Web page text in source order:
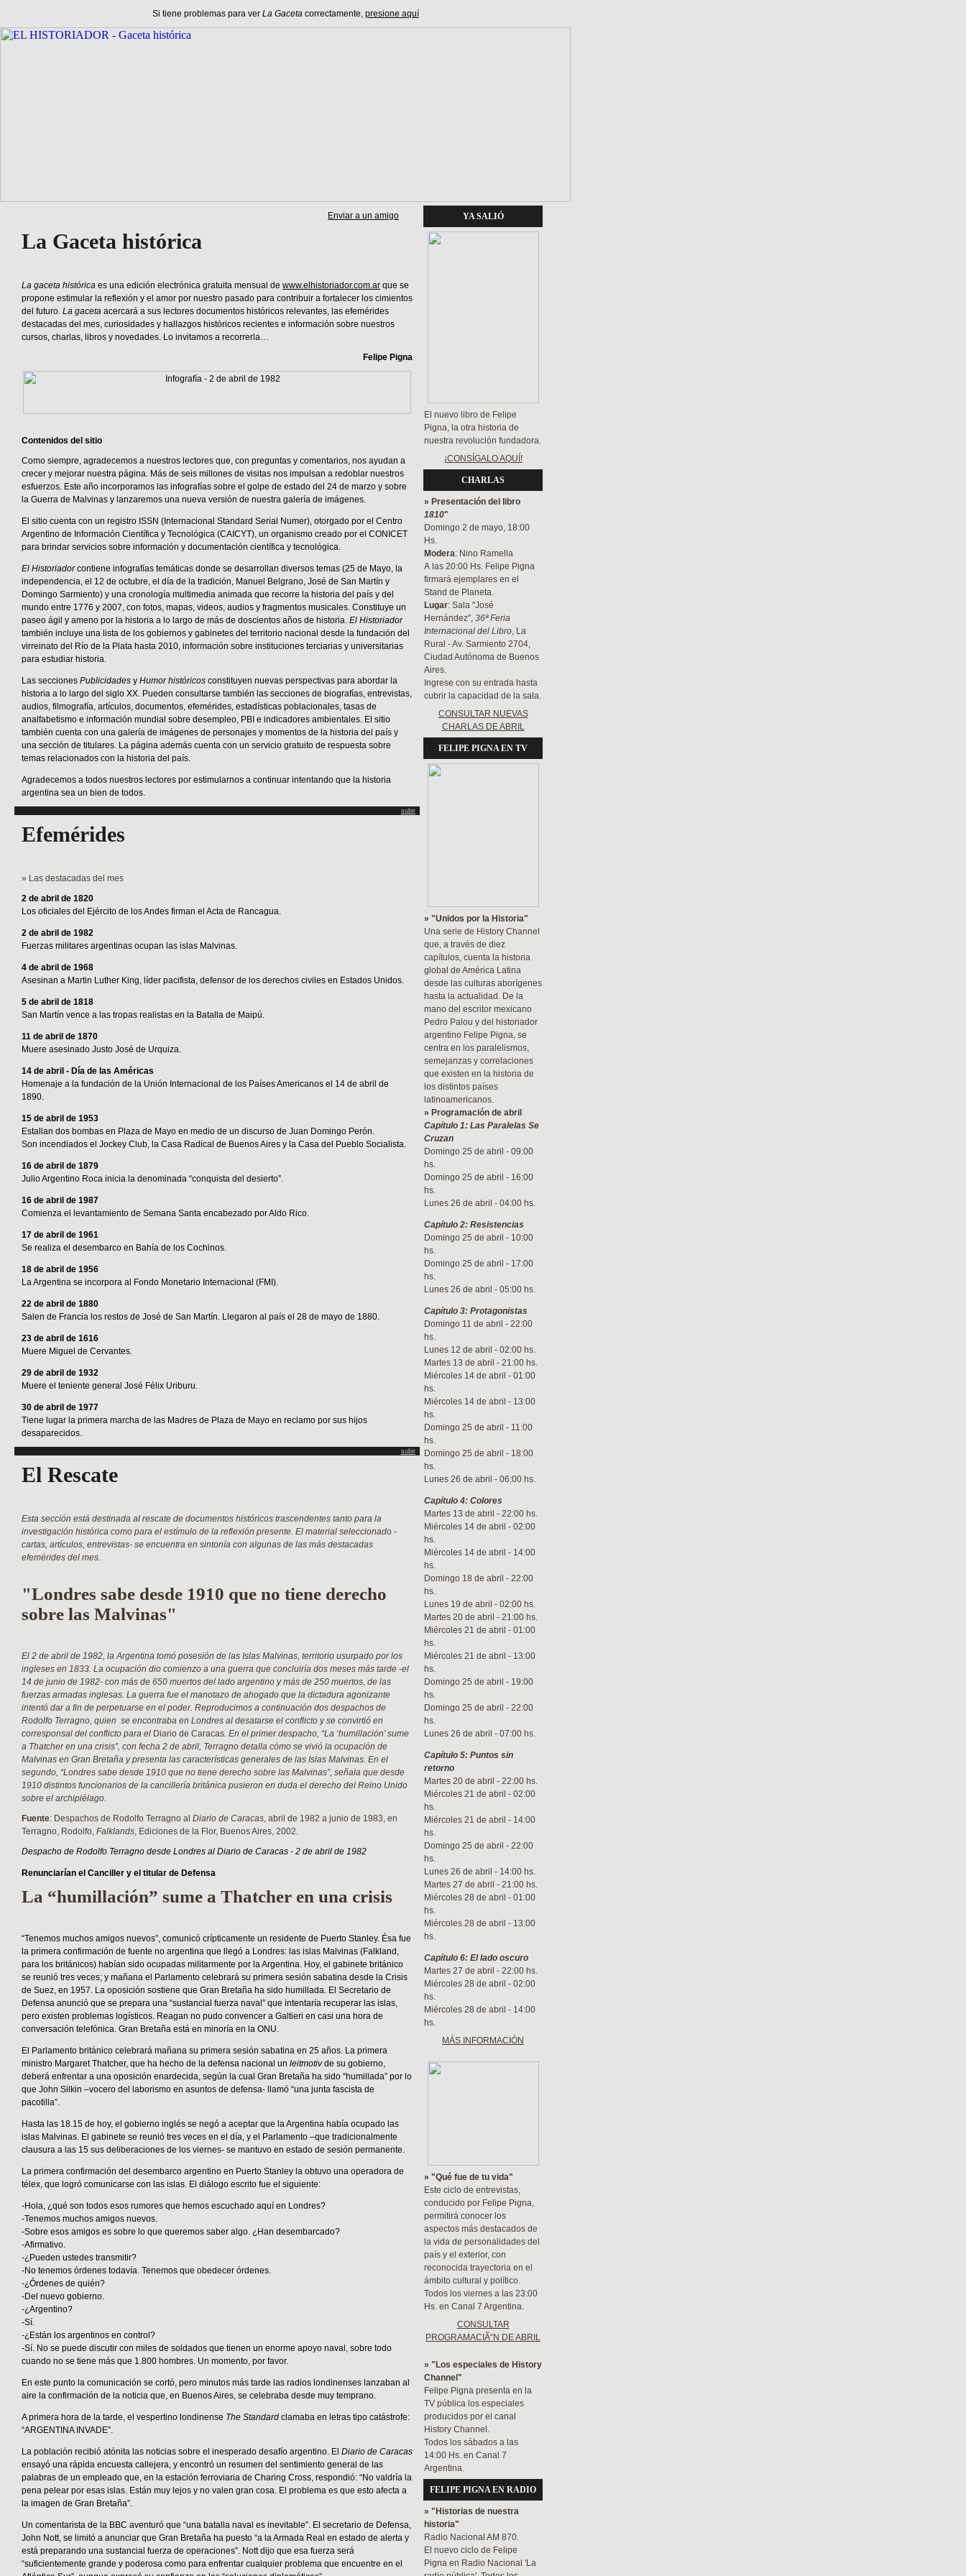
Si tiene problemas para ver La Gaceta correctamente, presione aquí
Enviar a un amigo
La Gaceta histórica
La gaceta histórica es una edición electrónica gratuita mensual de www.elhistoriador.com.ar que se
propone estimular la reflexión y el amor por nuestro pasado para contribuir a fortalecer los cimientos
del futuro. La gaceta acercará a sus lectores documentos históricos relevantes, las efemérides
destacadas del mes, curiosidades y hallazgos históricos recientes e información sobre nuestros
cursos, charlas, libros y novedades. Lo invitamos a recorrerla…
Felipe Pigna
Contenidos del sitio
Como siempre, agradecemos a nuestros lectores que, con preguntas y comentarios, nos ayudan a
crecer y mejorar nuestra página. Más de seis millones de visitas nos impulsan a redoblar nuestros
esfuerzos. Este año incorporamos las infografías sobre el golpe de estado del 24 de marzo y sobre
la Guerra de Malvinas y lanzaremos una nueva versión de nuestra galería de imágenes.
El sitio cuenta con un registro ISSN (Internacional Standard Serial Numer), otorgado por el Centro
Argentino de Información Científica y Tecnológica (CAICYT), un organismo creado por el CONICET
para brindar servicios sobre información y documentación científica y tecnológica.
El Historiadorcontiene infografías temáticas donde se desarrollan diversos temas (25 de Mayo, la
independencia, el 12 de octubre, el día de la tradición, Manuel Belgrano, José de San Martín y
Domingo Sarmiento) y una cronología multimedia animada que recorre la historia del país y del
mundo entre 1776 y 2007, con fotos, mapas, videos, audios y fragmentos musicales. Constituye un
paseo ágil y ameno por la historia a lo largo de más de doscientos años de historia. El Historiador
también incluye una lista de los gobiernos y gabinetes del territorio nacional desde la fundación del
virreinato del Río de la Plata hasta 2010, información sobre instituciones terciarias y universitarias
para estudiar historia.
Las secciones Publicidades y Humor históricos constituyen nuevas perspectivas para abordar la
historia a lo largo del siglo XX. Pueden consultarse también las secciones de biografías, entrevistas,
audios, filmografía, artículos, documentos, efemérides, estadísticas poblacionales, tasas de
analfabetismo e información mundial sobre desempleo, PBI e indicadores ambientales. El sitio
también cuenta con una galería de imágenes de personajes y momentos de la historia del país y
una sección de titulares. La página además cuenta con un servicio gratuito de respuesta sobre
temas relacionados con la historia del país.
Agradecemos a todos nuestros lectores por estimularnos a continuar intentando que la historia
argentina sea un bien de todos.
YA SALIÓ
El nuevo libro de Felipe
Pigna, la otra historia de
nuestra revolución fundadora.
¡CONSÍGALO AQUÍ!
CHARLAS
» Presentación del libro
1810"
Domingo 2 de mayo, 18:00
Hs.
Modera: Nino Ramella
A las 20:00 Hs. Felipe Pigna
firmará ejemplares en el
Stand de Planeta.
Lugar: Sala "José
Hernández", 36ª Feria
Internacional del Libro, La
Rural - Av. Sarmiento 2704,
Ciudad Autónoma de Buenos
Aires.
Ingrese con su entrada hasta
cubrir la capacidad de la sala.
CONSULTAR NUEVAS
CHARLAS DE ABRIL
FELIPE PIGNA EN TV
» "Unidos por la Historia"
Una serie de History Channel
que, a través de diez
capítulos, cuenta la historia
global de América Latina
desde las culturas aborígenes
hasta la actualidad. De la
mano del escritor mexicano
Pedro Palou y del historiador
argentino Felipe Pigna, se
centra en los paralelismos,
semejanzas y correlaciones
que existen en la historia de
los distintos países
latinoamericanos.
» Programación de abril
Capítulo 1: Las Paralelas Se
Cruzan
Domingo 25 de abril - 09:00
hs.
Domingo 25 de abril - 16:00
hs.
Lunes 26 de abril - 04:00 hs.
Capítulo 2: Resistencias
Domingo 25 de abril - 10:00
hs.
Domingo 25 de abril - 17:00
hs.
Lunes 26 de abril - 05:00 hs.
Capítulo 3: Protagonistas
Domingo 11 de abril - 22:00
hs.
Lunes 12 de abril - 02:00 hs.
Martes 13 de abril - 21:00 hs.
Miércoles 14 de abril - 01:00
hs.
Miércoles 14 de abril - 13:00
hs.
Domingo 25 de abril - 11:00
hs.
Domingo 25 de abril - 18:00
hs.
Lunes 26 de abril - 06:00 hs.
Capítulo 4: Colores
Martes 13 de abril - 22:00 hs.
Miércoles 14 de abril - 02:00
hs.
Miércoles 14 de abril - 14:00
hs.
Domingo 18 de abril - 22:00
hs.
Lunes 19 de abril - 02:00 hs.
Martes 20 de abril - 21:00 hs.
Miércoles 21 de abril - 01:00
hs.
Miércoles 21 de abril - 13:00
hs.
Domingo 25 de abril - 19:00
hs.
Domingo 25 de abril - 22:00
hs.
Lunes 26 de abril - 07:00 hs.
Capítulo 5: Puntos sin
retorno
Martes 20 de abril - 22:00 hs.
Miércoles 21 de abril - 02:00
hs.
Miércoles 21 de abril - 14:00
hs.
Domingo 25 de abril - 22:00
hs.
Lunes 26 de abril - 14:00 hs.
Martes 27 de abril - 21:00 hs.
Miércoles 28 de abril - 01:00
hs.
Miércoles 28 de abril - 13:00
hs.
Capítulo 6: El lado oscuro
Martes 27 de abril - 22:00 hs.
Miércoles 28 de abril - 02:00
hs.
Miércoles 28 de abril - 14:00
hs.
MÁS INFORMACIÓN
» "Qué fue de tu vida"
Este ciclo de entrevistas,
conducido por Felipe Pigna,
permitirá conocer los
aspectos más destacados de
la vida de personalidades del
país y el exterior, con
reconocida trayectoria en el
ámbito cultural y político.
Todos los viernes a las 23:00
Hs. en Canal 7 Argentina.
CONSULTAR
PROGRAMACIÃ“N DE ABRIL
» " Los especiales de History
Channel "
Felipe Pigna presenta en la
TV pública los especiales
producidos por el canal
History Channel.
Todos los sábados a las
14:00 Hs. en Canal 7
Argentina.
FELIPE PIGNA EN RADIO
» " Historias de nuestra
historia"
Radio Nacional AM 870.
El nuevo ciclo de Felipe
Pigna en Radio Nacional 'La
subir
Efemérides
» Las destacadas del mes
2 de abril de 1820
Los oficiales del Ejército de los Andes firman el Acta de Rancagua.
2 de abril de 1982
Fuerzas militares argentinas ocupan las islas Malvinas.
4 de abril de 1968
Asesinan a Martin Luther King, líder pacifista, defensor de los derechos civiles en Estados Unidos.
5 de abril de 1818
San Martín vence a las tropas realistas en la Batalla de Maipú.
11 de abril de 1870
Muere asesinado Justo José de Urquiza.
14 de abril - Día de las Américas
Homenaje a la fundación de la Unión Internacional de los Países Americanos el 14 de abril de
1890.
15 de abril de 1953
Estallan dos bombas en Plaza de Mayo en medio de un discurso de Juan Domingo Perón.
Son incendiados el Jockey Club, la Casa Radical de Buenos Aires y la Casa del Pueblo Socialista.
16 de abril de 1879
Julio Argentino Roca inicia la denominada “conquista del desierto”.
16 de abril de 1987
Comienza el levantamiento de Semana Santa encabezado por Aldo Rico.
17 de abril de 1961
Se realiza el desembarco en Bahía de los Cochinos.
18 de abril de 1956
La Argentina se incorpora al Fondo Monetario Internacional (FMI).
22 de abril de 1880
Salen de Francia los restos de José de San Martín. Llegaron al país el 28 de mayo de 1880.
23 de abril de 1616
Muere Miguel de Cervantes.
29 de abril de 1932
Muere el teniente general José Félix Uriburu.
30 de abril de 1977
Tiene lugar la primera marcha de las Madres de Plaza de Mayo en reclamo por sus hijos
desaparecidos.
subir
El Rescate
Esta sección está destinada al rescate de documentos históricos trascendentes tanto para la
investigación histórica como para el estímulo de la reflexión presente. El material seleccionado -
cartas, artículos, entrevistas- se encuentra en sintonía con algunas de las más destacadas
efemérides del mes.
"Londres sabe desde 1910 que no tiene derecho
sobre las Malvinas"
El 2 de abril de 1982, la Argentina tomó posesión de las Islas Malvinas, territorio usurpado por los
ingleses en 1833. La ocupación dio comienzo a una guerra que concluiría dos meses más tarde -el
14 de junio de 1982- con más de 650 muertos del lado argentino y más de 250 muertos, de las
fuerzas armadas inglesas. La guerra fue el manotazo de ahogado que la dictadura agonizante
intentó dar a fin de perpetuarse en el poder. Reproducimos a continuación dos despachos de
Rodolfo Terragno, quien se encontraba en Londres al desatarse el conflicto y se convirtió en
corresponsal del conflicto para el Diario de Caracas. En el primer despacho, “La ‘humillación’ sume
a Thatcher en una crisis”, con fecha 2 de abril, Terragno detalla cómo se vivió la ocupación de
Malvinas en Gran Bretaña y presenta las características generales de las Islas Malvinas. En el
segundo, “Londres sabe desde 1910 que no tiene derecho sobre las Malvinas”, señala que desde
1910 distintos funcionarios de la cancillería británica pusieron en duda el derecho del Reino Unido
sobre el archipiélago.
Fuente: Despachos de Rodolfo Terragno al Diario de Caracas, abril de 1982 a junio de 1983, en
Terragno, Rodolfo, Falklands, Ediciones de la Flor, Buenos Aires, 2002.
Despacho de Rodolfo Terragno desde Londres al Diario de Caracas - 2 de abril de 1982
Renunciarían el Canciller y el titular de Defensa
La “humillación” sume a Thatcher en una crisis
“Tenemos muchos amigos nuevos”, comunicó crípticamente un residente de Puerto Stanley. Ésa fue
la primera confirmación de fuente no argentina que llegó a Londres: las islas Malvinas (Falkland,
para los británicos) habían sido ocupadas militarmente por la Argentina. Hoy, el gabinete británico
se reunió tres veces; y mañana el Parlamento celebrará su primera sesión sabatina desde la Crisis
de Suez, en 1957. La oposición sostiene que Gran Bretaña ha sido humillada. El Secretario de
Defensa anunció que se prepara una “sustancial fuerza naval” que intentaría recuperar las islas,
pero existen problemas logísticos. Reagan no pudo convencer a Galtieri en casi una hora de
conversación telefónica. Gran Bretaña está en minoría en la ONU.
El Parlamento británico celebrará mañana su primera sesión sabatina en 25 años. La primera
ministro Margaret Thatcher, que ha hecho de la defensa nacional un leitmotivde su gobierno,
deberá enfrentar a una oposición enardecida, según la cual Gran Bretaña ha sido “humillada” por lo
que John Silkin –vocero del laborismo en asuntos de defensa- llamó “una junta fascista de
pacotilla”.
Hasta las 18.15 de hoy, el gobierno inglés se negó a aceptar que la Argentina había ocupado las
islas Malvinas. El gabinete se reunió tres veces en el día, y el Parlamento –que tradicionalmente
clausura a las 15 sus deliberaciones de los viernes- se mantuvo en estado de sesión permanente.
La primera confirmación del desembarco argentino en Puerto Stanley la obtuvo una operadora de
télex, que logró comunicarse con las islas. El diálogo escrito fue el siguiente:
-Hola, ¿qué son todos esos rumores que hemos escuchado aquí en Londres?
-Tenemos muchos amigos nuevos.
-Sobre esos amigos es sobre lo que queremos saber algo. ¿Han desembarcado?
-Afirmativo.
-¿Pueden ustedes transmitir?
-No tenemos órdenes todavía. Tenemos que obedecer órdenes.
-¿Órdenes de quién?
-Del nuevo gobierno.
-¿Argentino?
-Sí.
-¿Están los argentinos en control?
-Sí. No se puede discutir con miles de soldados que tienen un enorme apoyo naval, sobre todo
cuando no se tiene más que 1.800 hombres. Un momento, por favor.
En este punto la comunicación se cortó, pero minutos más tarde las radios londinenses lanzaban al
aire la confirmación de la noticia que, en Buenos Aires, se celebraba desde muy temprano.
A primera hora de la tarde, el vespertino londinense The Standard clamaba en letras tipo catástrofe:
“ARGENTINA INVADE”.
La población recibió atónita las noticias sobre el inesperado desafío argentino. El Diario de Caracas
ensayó una rápida encuesta callejera, y encontró un resumen del sentimiento general de las
palabras de un empleado que, en la estación ferroviaria de Charing Cross, respondió: “No valdría la
pena pelear por esas islas. Están muy lejos y no valen gran cosa. El problema es que esto afecta a
la imagen de Gran Bretaña”.
Un comentarista de la BBC aventuró que “una batalla naval es inevitable”. El secretario de Defensa,
John Nott, se limitó a anunciar que Gran Bretaña ha puesto “a la Armada Real en estado de alerta y
está preparando una sustancial fuerza de operaciones”. Nott dijo que esa fuerza será
“suficientemente grande y poderosa como para enfrentar cualquier problema que encuentre en el